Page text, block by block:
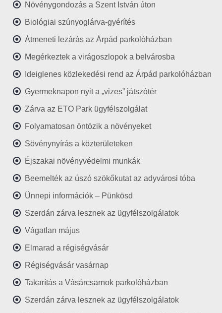
Növénygondozás a Szent István úton
Biológiai szúnyoglárva-gyérítés
Átmeneti lezárás az Árpád parkolóházban
Megérkeztek a virágoszlopok a belvárosba
Ideiglenes közlekedési rend az Árpád parkolóházban
Gyermeknapon nyit a „vizes” játszótér
Zárva az ETO Park ügyfélszolgálat
Folyamatosan öntözik a növényeket
Sövénynyírás a közterületeken
Éjszakai növényvédelmi munkák
Beemelték az úszó szökőkutat az adyvárosi tóba
Ünnepi információk – Pünkösd
Szerdán zárva lesznek az ügyfélszolgálatok
Vágatlan május
Elmarad a régiségvásár
Régiségvásár vasárnap
Takarítás a Vásárcsarnok parkolóházban
Szerdán zárva lesznek az ügyfélszolgálatok